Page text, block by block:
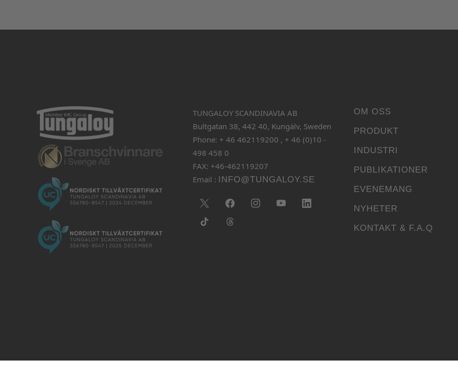
TUNGALOY SCANDINAVIA AB
Bultgatan 38, 442 40, Kungälv, Sweden
Phone: + 46 462119200 , + 46 (0)10 -
498 458 0
FAX: +46-462119207
Email : INFO@TUNGALOY.SE
OM OSS
PRODUKT
INDUSTRI
PUBLIKATIONER
EVENEMANG
NYHETER
KONTAKT & F.A.Q